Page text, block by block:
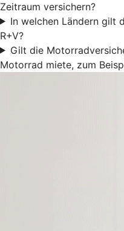
Zeitraum versichern?
In welchen Ländern gilt
R+V?
Gilt die
Motorrad miete, zum